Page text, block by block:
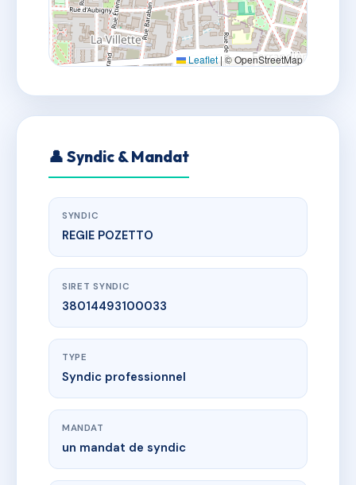
Leaflet | © OpenStreetMap
👤 Syndic & Mandat
SYNDIC
REGIE POZETTO
SIRET SYNDIC
38014493100033
TYPE
Syndic professionnel
MANDAT
un mandat de syndic